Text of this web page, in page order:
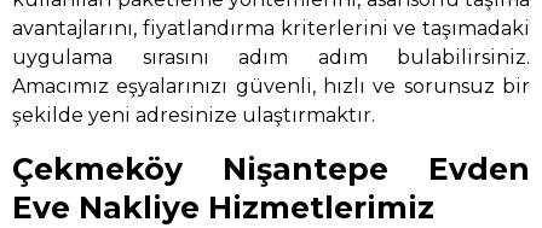
avantajlarını, fiyatlandırma kriterlerini ve taşımadaki
uygulama sırasını adım adım bulabilirsiniz.
Amacımız eşyalarınızı güvenli, hızlı ve sorunsuz bir
şekilde yeni adresinize ulaştırmaktır.
Çekmeköy Nişantepe Evden
Eve Nakliye Hizmetlerimiz